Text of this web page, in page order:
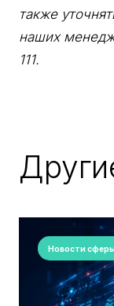
также
наших
111.
Новости